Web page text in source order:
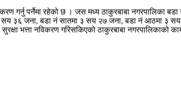
गर्नु पर्नेमा रहेको छ । जस मध्य ठाकुरबाबा नगरपालिका
३६ जना, बडा नं सातमा ३ सय २७ जना, बडा नं आठमा ३
भत्ता नविकरण गरिसकिएको ठाकुरबाबा नगरपालिकाको